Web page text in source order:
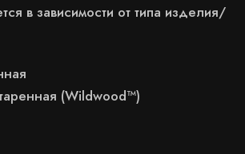
в зависимости от типа изделия/
(Wildwood™)